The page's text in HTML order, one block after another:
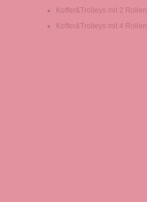
Koffer&Trolleys mit 2 Rollen
Koffer&Trolleys mit 4 Rollen